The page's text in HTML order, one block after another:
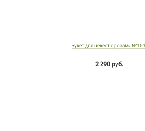
Букет для невест с розами №151
2 290 руб.